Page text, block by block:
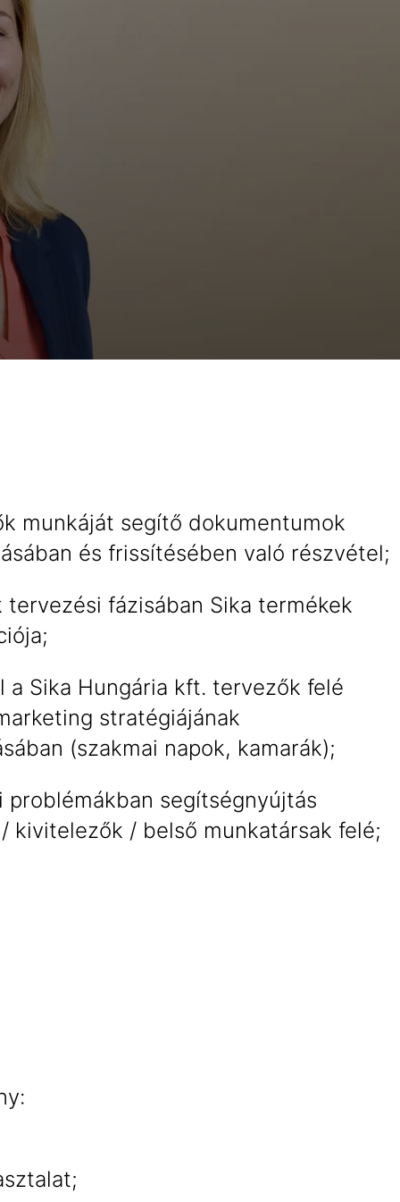
munkáját segítő dokumentumok
és frissítésében való részvétel;
tervezési fázisában Sika termékek
a Sika Hungária kft. tervezők felé
stratégiájának
(szakmai napok, kamarák);
problémákban segítségnyújtás
kivitelezők / belső munkatársak felé;